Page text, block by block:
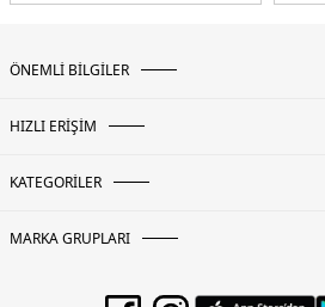
ÖNEMLİ BİLGİLER
HIZLI ERİŞİM
KATEGORİLER
MARKA GRUPLARI